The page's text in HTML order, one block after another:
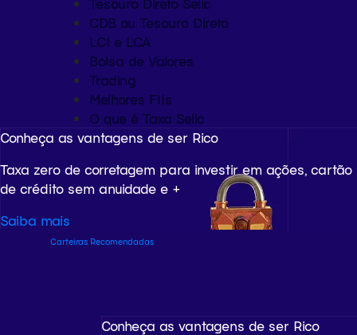
CDB ou Tesouro Direto
LCI e LCA
Bolsa de Valores
Trading
Melhores FIIs
O que é Taxa Selic
Conheça as vantagens de ser Rico
Taxa zero de corretagem para investir em ações, cartão
de crédito sem anuidade e +
Saiba mais
Carteiras Recomendadas
Conheça as vantagens de ser Rico